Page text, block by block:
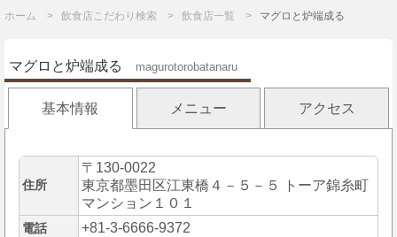
ホーム 飲食店こだわり検索 飲食店一覧 マグロと炉端成る
マグロと炉端成る magurotorobatanaru
基本情報 メニュー アクセス
住所
〒130-0022
東京都墨田区江東橋４－５－５ トーア錦糸町
マンション１０１
電話 +81-3-6666-9372